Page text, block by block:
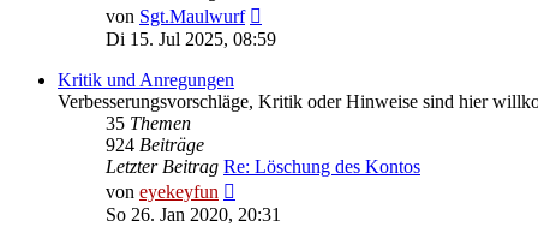
von Sgt.Maulwurf
Beitrag
Di 15. Jul 2025, 08:59
Kritik und Anregungen
Verbesserungsvorschläge, Kritik oder Hinweise sind hier
35 Themen
924 Beiträge
Letzter Beitrag Re: Löschung des Kontos
von eyekeyfun
Beitrag
So 26. Jan 2020, 20:31